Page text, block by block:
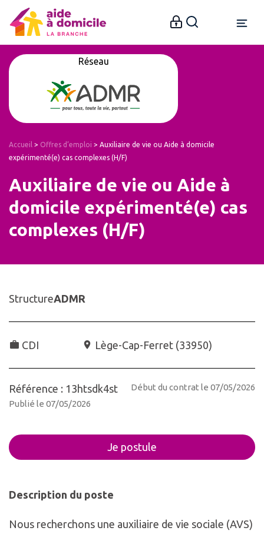
Réseau
Accueil > Offres d’emploi > Auxiliaire de vie ou Aide à domicile
expérimenté(e) cas complexes (H/F)
Auxiliaire de vie ou Aide à
domicile expérimenté(e) cas
complexes (H/F)
StructureADMR
CDI Lège-Cap-Ferret (33950)
Référence : 13htsdk4st
Début du contrat le 07/05/2026
Publié le 07/05/2026
Je postule
Description du poste
Nous recherchons une auxiliaire de vie sociale (AVS)